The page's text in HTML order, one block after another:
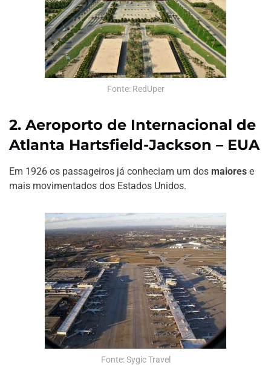
Fonte: RedUper
2. Aeroporto de Internacional de
Atlanta Hartsfield-Jackson – EUA
Em 1926 os passageiros já conheciam um dos maiores e
mais movimentados dos Estados Unidos.
Fonte: Sygic Travel